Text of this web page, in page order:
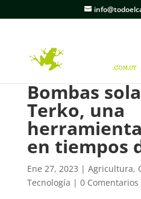
Bombas
Terko, una
en tiempos
Ene 27, 2023 | Agricultura,
Tecnología | 0 Comentarios